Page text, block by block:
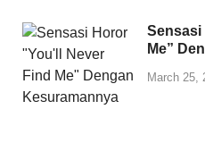
Sensasi
Me”
March 25,